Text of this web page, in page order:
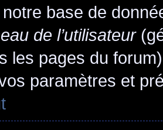
base de
de l’utilisateur
les pages du
paramètres et